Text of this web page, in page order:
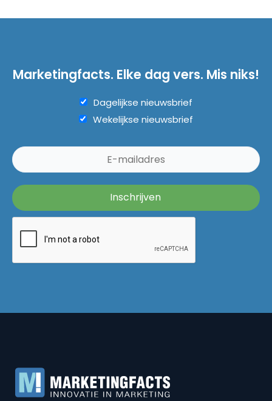
Marketingfacts. Elke dag vers. Mis niks!
Dagelijkse nieuwsbrief
Wekelijkse nieuwsbrief